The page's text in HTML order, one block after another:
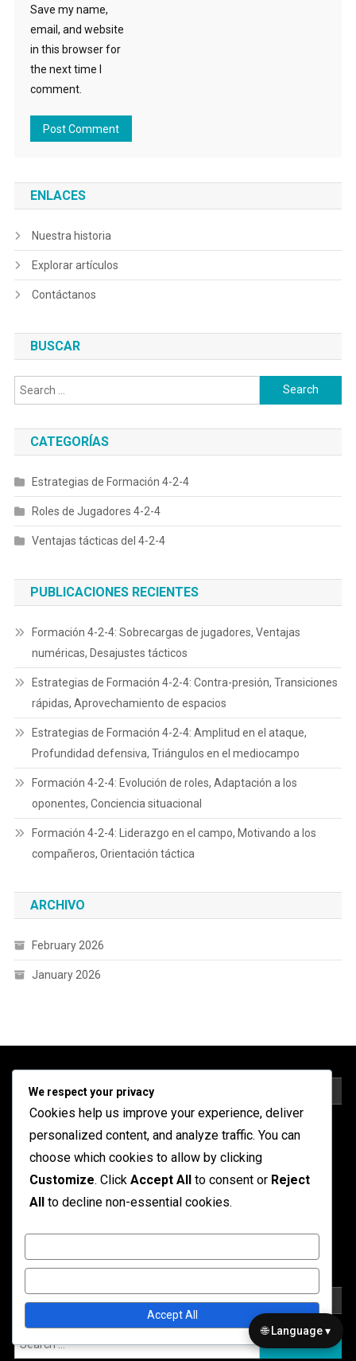
Save my name,
email, and website
in this browser for
the next time I
comment.
ENLACES
Nuestra historia
Explorar artículos
Contáctanos
BUSCAR
Search
for:
CATEGORÍAS
Estrategias de Formación 4-2-4
Roles de Jugadores 4-2-4
Ventajas tácticas del 4-2-4
PUBLICACIONES RECIENTES
Formación 4-2-4: Sobrecargas de jugadores, Ventajas
numéricas, Desajustes tácticos
Estrategias de Formación 4-2-4: Contra-presión, Transiciones
rápidas, Aprovechamiento de espacios
Estrategias de Formación 4-2-4: Amplitud en el ataque,
Profundidad defensiva, Triángulos en el mediocampo
Formación 4-2-4: Evolución de roles, Adaptación a los
oponentes, Conciencia situacional
Formación 4-2-4: Liderazgo en el campo, Motivando a los
compañeros, Orientación táctica
ARCHIVO
February 2026
January 2026
LEGAL
Cookies y seguimiento
Términos de servicio
BUSCAR
Search
for:
We respect your privacy
Cookies help us improve your experience, deliver
personalized content, and analyze traffic. You can
choose which cookies to allow by clicking
Customize. Click Accept All to consent or Reject
All to decline non-essential cookies.
Accept All
🌐 Language ▾